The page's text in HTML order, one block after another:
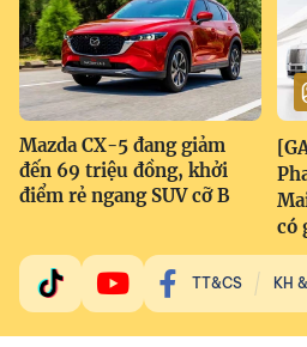
Mazda CX-5 đang giảm
đến 69 triệu đồng, khởi
điểm rẻ ngang SUV cỡ B
có
TT&CS KH